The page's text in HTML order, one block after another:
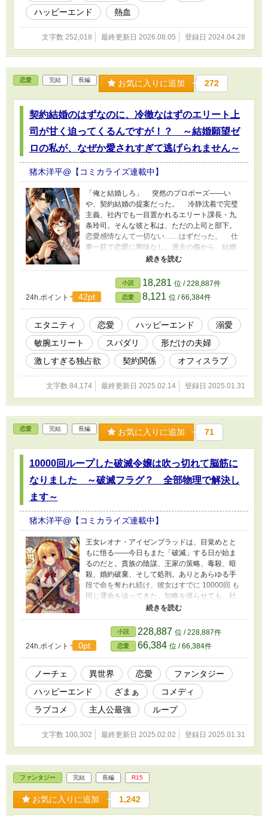
ゃん」 俺の言葉を聞いたハルカは不敵な笑み
を浮かべる。 確かに、彼女は強い。 だが、
だからといって諦めるほど、俺たちの高校野球
生活は甘くはない。 「いくぞ！ みんな！！」
「「「おぉ～！」」」 こうして、桃色青春高
と、このチームに入ってからいろんなことがあ
った。 まず――
ハッピーエンド
熱血
文字数 252,018 最終更新日 2026.08.05 登録日 2024.04.28
恋愛 完結 長編 お気に入りに追加 272
契約結婚のはずなのに、冷徹なはずのエリート上
司が甘く迫ってくるんですが！？ ～結婚願望ゼ
ロの私が、なぜか愛されすぎて逃げられません～
猪木洋平@【コミカライズ連載中】
「俺と結婚しろ」 突然のプロポーズ――い
や、契約結婚の提案だった。 冷静沈着で完璧
主義、社内でも一目置かれるエリート課長・九
条玲司。そんな彼と私は、ただの上司と部下。
恋愛感情なんて一切ない……はずだった。 仕
事一筋で恋愛に興味なし。過去の傷から、結婚
なんて煩わしいものだと決めつけていた私。な
のに、九条課長が提示した「条件」に耳を傾け
るうちに、その提案が単なる取引とは思えなく
なっていく。 「お前を、誰にも渡すつもりはな
い」 冷たい声で言われたその言葉が、胸をざ
わつかせる。 これは合理的な選択？ それと
も、避けられない運命の始まり？ 割り切った
はずの契約は、次第に二人の境界線を曖昧に
し、心を絡め取っていく――。 不器用なエリ
ート上司と、恋を信じられない女。 これ
は、"ありえないはずの結婚"から始まる、予測不
能なラブストーリー。
24h.ポイント 42pt
小説 18,281 位 / 228,887件
恋愛 8,121 位 / 66,384件
エタニティ 恋愛 ハッピーエンド
溺愛
敏腕エリート
スパダリ
形だけの夫婦
激しすぎる独占欲
契約関係 オフィスラブ
文字数 84,174 最終更新日 2025.02.14 登録日 2025.01.31
恋愛 完結 長編 お気に入りに追加 71
10000回ループした破滅令嬢は吹っ切れて脳筋に
なりました ～破滅フラグ？ 全部物理で解決し
ます～
猪木洋平@【コミカライズ連載中】
王女レオナ・アイゼンブラッドは、目覚めとと
もに悟る――今日もまた「破滅」する日が始ま
るのだと。貴族の陰謀、王家の策略、毒殺、暗
殺、婚約破棄、そして処刑。ありとあらゆる手
段で命を奪われ続け、彼女はすでに 10000回 も
同じ運命を辿ってきた。知略を巡らせても、社
交界を華麗に立ち回っても、結局は「破滅」に
飲み込まれるだけ。 ならば、もう方法を変える
しかない。 知恵が通じないなら、力でねじ伏せ
ればいい。毒を受けつけない身体を作り、刺客
を叩き伏せ、陰謀を粉砕するだけの筋肉を――
この運命を、己の力で打ち砕くために。 「そう
よ……この世界が知恵を拒むなら、私は――筋
肉で運命をねじ伏せてやる！」 10000回の絶望
を超えた令嬢が、脳筋最強ルートを突き進む！
24h.ポイント 0pt
小説 228,887 位 / 228,887件
恋愛 66,384 位 / 66,384件
ノーチェ 異世界 恋愛
ファンタジー
ハッピーエンド
ざまぁ
コメディ
ラブコメ
主人公最強 ループ
文字数 100,302 最終更新日 2025.02.02 登録日 2025.01.31
ファンタジー 完結 長編 R15
お気に入りに追加 1,242